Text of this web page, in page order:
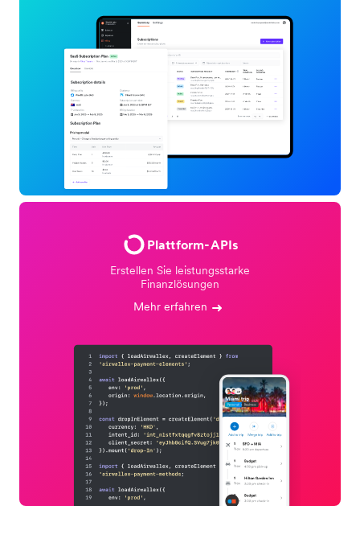
Plattform-APIs
Erstellen Sie leistungsstarke
Finanzlösungen
Mehr erfahren